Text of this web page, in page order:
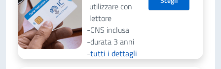
utilizzare con
lettore
CNS inclusa
durata 3 anni
tutti i dettagli